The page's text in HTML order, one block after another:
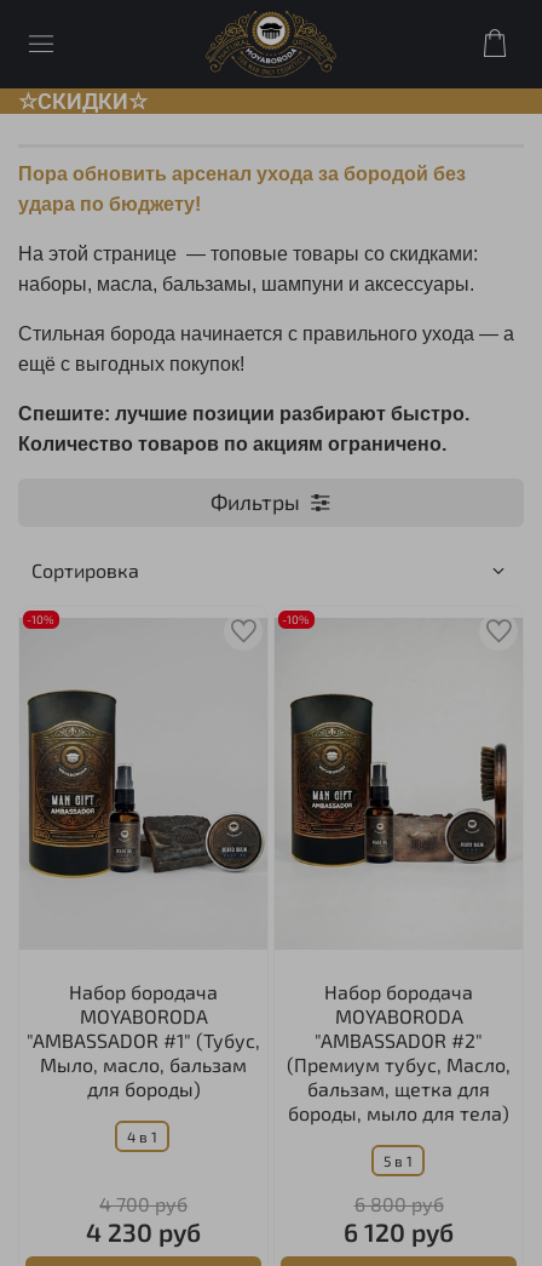
☆СКИДКИ☆
Пора обновить арсенал ухода за бородой без
удара по бюджету!
На этой странице — топовые товары со скидками:
наборы, масла, бальзамы, шампуни и аксессуары.
Стильная борода начинается с правильного ухода — а
ещё с выгодных покупок!
Спешите: лучшие позиции разбирают быстро.
Количество товаров по акциям ограничено.
Фильтры
-10%
Набор бородача
MOYABORODA
"AMBASSADOR #1" (Тубус,
Мыло, масло, бальзам
для бороды)
4 в 1
4 700 руб
4 230 руб
-10%
Набор бородача
MOYABORODA
"AMBASSADOR #2"
(Премиум тубус, Масло,
бальзам, щетка для
бороды, мыло для тела)
5 в 1
6 800 руб
6 120 руб